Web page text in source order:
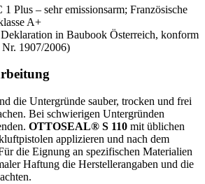
Plus – sehr emissionsarm; Französische
A+
in Baubook Österreich, konform
1907/2006)
die Untergründe sauber, trocken und frei
Bei schwierigen Untergründen
OTTOSEAL® S 110 mit üblichen
applizieren und nach dem
die Eignung an spezifischen Materialien
Haftung die Herstellerangaben und die